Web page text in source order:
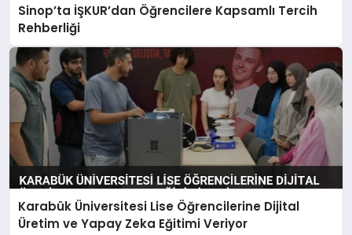
Sinop’ta İŞKUR’dan Öğrencilere Kapsamlı Tercih
Rehberliği
Karabük Üniversitesi Lise Öğrencilerine Dijital
Üretim ve Yapay Zeka Eğitimi Veriyor